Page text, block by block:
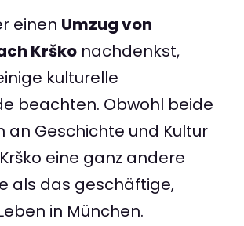
einen Umzug von
Krško nachdenkst,
kulturelle
beachten. Obwohl beide
an Geschichte und Kultur
eine ganz andere
als das geschäftige,
in München.